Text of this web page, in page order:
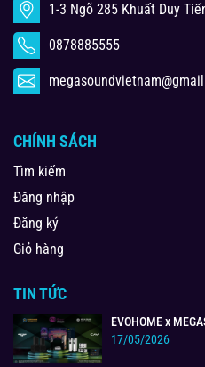
1-3 Ngõ 285 Khuất Duy
0878885555
CHÍNH SÁCH
Tìm kiếm
Đăng nhập
Đăng ký
Giỏ hàng
TIN TỨC
EVOHOME x
17/05/2026